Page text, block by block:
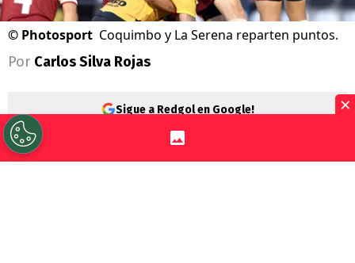
© Photosport Coquimbo y La Serena reparten puntos.
Por Carlos Silva Rojas
Sigue a Redgol en Google! ×